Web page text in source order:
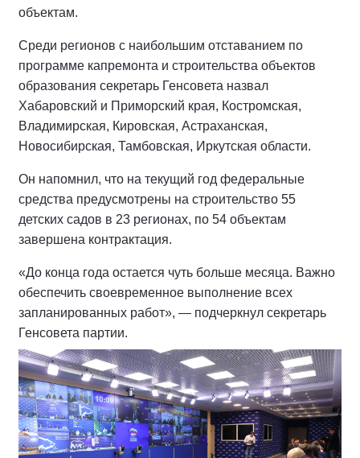
объектам.
Среди регионов с наибольшим отставанием по
программе капремонта и строительства объектов
образования секретарь Генсовета назвал
Хабаровский и Приморский края, Костромская,
Владимирская, Кировская, Астраханская,
Новосибирская, Тамбовская, Иркутская области.
Он напомнил, что на текущий год федеральные
средства предусмотрены на строительство 55
детских садов в 23 регионах, по 54 объектам
завершена контрактация.
«До конца года остается чуть больше месяца. Важно
обеспечить своевременное выполнение всех
запланированных работ», — подчеркнул секретарь
Генсовета партии.